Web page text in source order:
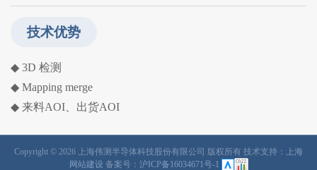
技术优势
◆ 3D 检测
◆ Mapping merge
◆ 来料AOI、出货AOI
Copyright © 2026 上海伟测半导体科技股份有限公司 版权所有 技术支持：
上海
网站建设 备案号： 沪ICP备16034671号-1